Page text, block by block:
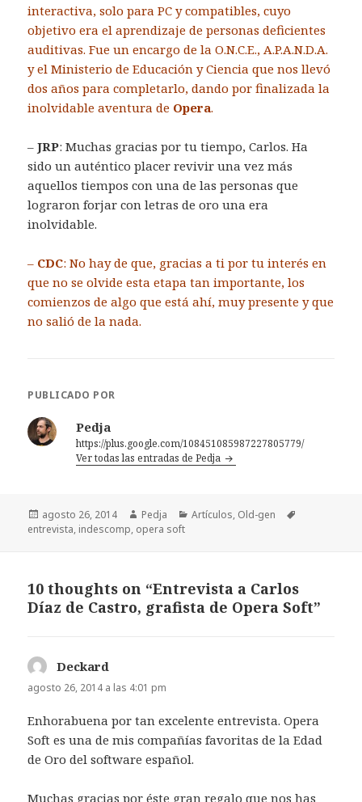
interactiva, solo para PC y compatibles, cuyo
objetivo era el aprendizaje de personas deficientes
auditivas. Fue un encargo de la O.N.C.E., A.P.A.N.D.A.
y el Ministerio de Educación y Ciencia que nos llevó
dos años para completarlo, dando por finalizada la
inolvidable aventura de Opera.
–JRP: Muchas gracias por tu tiempo, Carlos. Ha
sido un auténtico placer revivir una vez más
aquellos tiempos con una de las personas que
lograron forjar con letras de oro una era
inolvidable.
– CDC: No hay de que, gracias a ti por tu interés en
que no se olvide esta etapa tan importante, los
comienzos de algo que está ahí, muy presente y que
no salió de la nada.
PUBLICADO POR
Pedja
https://plus.google.com/108451085987227805779/
Ver todas las entradas de Pedja
Publicado
el
agosto 26, 2014 Autor
Pedja Categorías
Artículos, Old-gen
entrevista, indescomp, opera soft
10 thoughts on “Entrevista a Carlos
Díaz de Castro, grafista de Opera Soft”
Deckard
agosto 26, 2014 a las 4:01 pm
Enhorabuena por tan excelente entrevista. Opera
Soft es una de mis compañías favoritas de la Edad
de Oro del software español.
Muchas gracias por éste gran regalo que nos has